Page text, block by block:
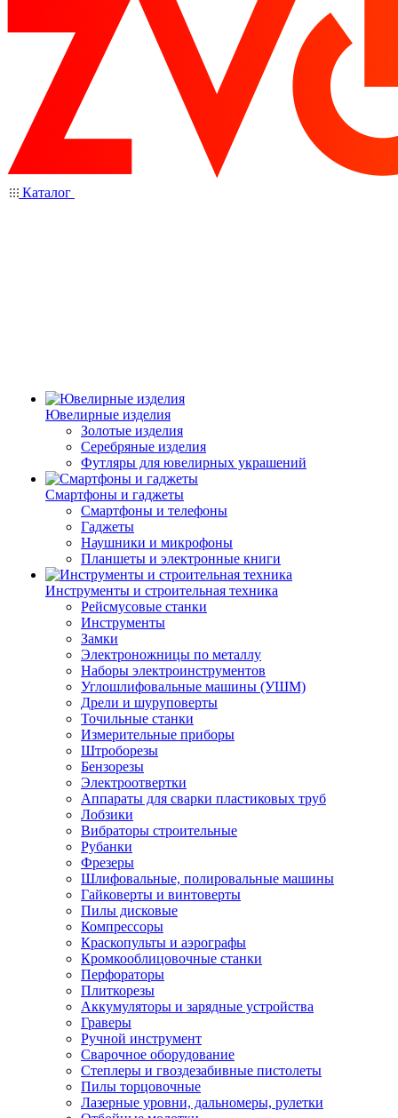
Каталог
Ювелирные изделия
Золотые изделия
Серебряные изделия
Футляры для ювелирных украшений
Смартфоны и гаджеты
Смартфоны и телефоны
Гаджеты
Наушники и микрофоны
Планшеты и электронные книги
Инструменты и строительная техника
Рейсмусовые станки
Инструменты
Замки
Электроножницы по металлу
Наборы электроинструментов
Углошлифовальные машины (УШМ)
Дрели и шуруповерты
Точильные станки
Измерительные приборы
Штроборезы
Бензорезы
Электроотвертки
Аппараты для сварки пластиковых труб
Лобзики
Вибраторы строительные
Рубанки
Фрезеры
Шлифовальные, полировальные машины
Гайковерты и винтоверты
Пилы дисковые
Компрессоры
Краскопульты и аэрографы
Кромкооблицовочные станки
Перфораторы
Плиткорезы
Аккумуляторы и зарядные устройства
Граверы
Ручной инструмент
Сварочное оборудование
Степлеры и гвоздезабивные пистолеты
Пилы торцовочные
Лазерные уровни, дальномеры, рулетки